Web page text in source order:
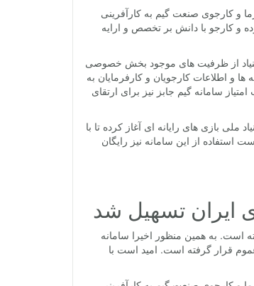
و کارجوی صنعت گیم به کارآفرینی
و کارجو با دانش بر تخصص و ارایه
«بنیاد از ظرفیت های موجود بخش خصوصی
و اطلاعات کارجویان و کارفرمایان به
سامانه گیم جابز نیز برای ارتقای
ملی بازی های رایانه ای آغاز کرده تا با
استفاده از این سامانه نیز رایگان
ایران تسهیل شد
است. به همین منظور اخیرا سامانه
قرار گرفته است. امید است با